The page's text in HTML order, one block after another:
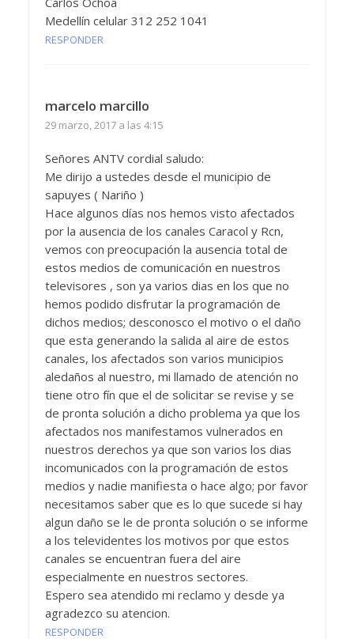
Medellín celular 312 252 1041
RESPONDER
marcelo marcillo
29 marzo, 2017 a las 4:15
Señores ANTV cordial saludo:
Me dirijo a ustedes desde el municipio de
sapuyes ( Nariño )
Hace algunos días nos hemos visto afectados
por la ausencia de los canales Caracol y Rcn,
vemos con preocupación la ausencia total de
estos medios de comunicación en nuestros
televisores , son ya varios dias en los que no
hemos podido disfrutar la programación de
dichos medios; desconosco el motivo o el daño
que esta generando la salida al aire de estos
canales, los afectados son varios municipios
aledaños al nuestro, mi llamado de atención no
tiene otro fín que el de solicitar se revise y se
de pronta solución a dicho problema ya que los
afectados nos manifestamos vulnerados en
nuestros derechos ya que son varios los dias
incomunicados con la programación de estos
medios y nadie manifiesta o hace algo; por favor
necesitamos saber que es lo que sucede si hay
algun daño se le de pronta solución o se informe
a los televidentes los motivos por que estos
canales se encuentran fuera del aire
especialmente en nuestros sectores.
Espero sea atendido mi reclamo y desde ya
agradezco su atencion.
RESPONDER